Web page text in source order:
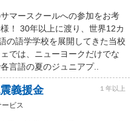
マースクールへの参加をお考
！ 30年以上に渡り、世界12カ
の語学学校を展開してきた当校
では、ニューヨークだけでな
言語の夏のジュニアプ..
義援金 １年以上
ービス